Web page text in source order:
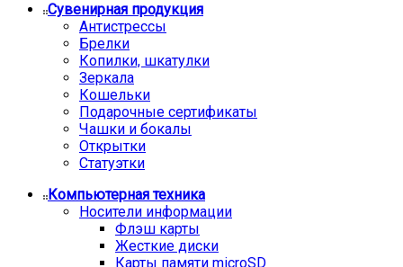
Сувенирная продукция
Антистрессы
Брелки
Копилки, шкатулки
Зеркала
Кошельки
Подарочные сертификаты
Чашки и бокалы
Открытки
Статуэтки
Компьютерная техника
Носители информации
Флэш карты
Жесткие диски
Карты памяти microSD